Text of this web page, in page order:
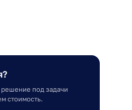
решение под задачи
стоимость.